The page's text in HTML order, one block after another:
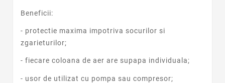
Beneficii:
- protectie maxima impotriva socurilor si
zgarieturilor;
- fiecare coloana de aer are supapa individuala;
- usor de utilizat cu pompa sau compresor;